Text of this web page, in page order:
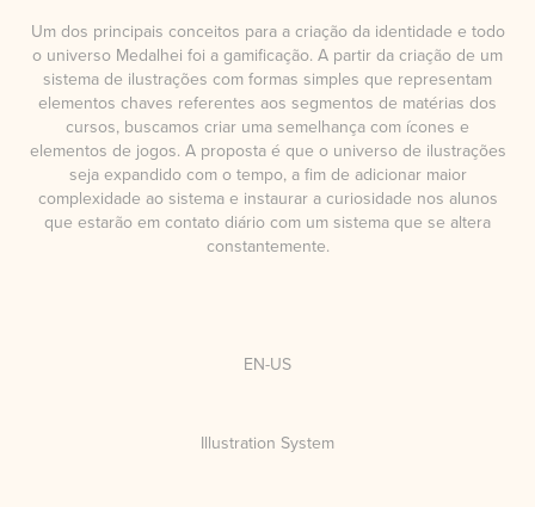
Umdos principais conceitos para a criação da identidade e todo
o universo Medalhei foi a gamificação. A partir da criação de um
sistema de ilustrações com formas simples que representam
elementos chaves referentes aos segmentos de matérias dos
cursos, buscamos criar uma semelhança com ícones e
elementos de jogos. A proposta é que o universo de ilustrações
seja expandido com o tempo, a fim de adicionar maior
complexidade ao sistema e instaurar a curiosidade nos alunos
que estarão em contato diário com um sistema que se altera
constantemente.
EN-US
Illustration System